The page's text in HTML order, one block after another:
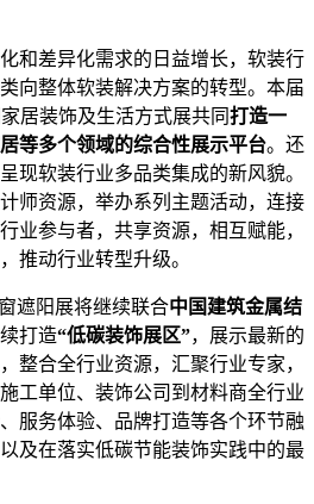
差异化需求的日益增长，软装行
向整体软装解决方案的转型。本届
居装饰及生活方式展共同打造一
等多个领域的综合性展示平台。还
现软装行业多品类集成的新风貌。
师资源，举办系列主题活动，连接
业参与者，共享资源，相互赋能，
推动行业转型升级。
遮阳展将继续联合中国建筑金属结
打造“低碳装饰展区”，展示最新的
整合全行业资源，汇聚行业专家，
工单位、装饰公司到材料商全行业
服务体验、品牌打造等各个环节融
及在落实低碳节能装饰实践中的最